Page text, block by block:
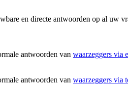
en directe antwoorden op al uw
antwoorden van waarzeggers via
antwoorden van waarzeggers via